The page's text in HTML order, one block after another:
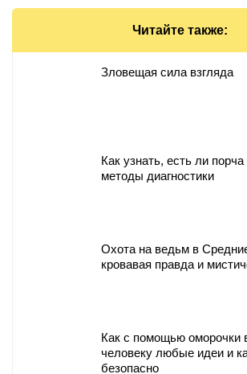
Читайте также:
Зловещая cила взгляда
Как узнать, есть ли
методы диагностики
Охота на ведьм в
кровавая правда и
Как с помощью оморочки
человеку любые идеи и
безопасно